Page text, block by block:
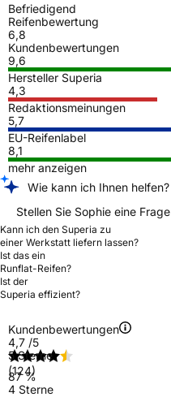
Befriedigend
Reifenbewertung
6,8
Kundenbewertungen
9,6
Hersteller Superia
4,3
Redaktionsmeinungen
5,7
EU-Reifenlabel
8,1
mehr anzeigen
Wie kann ich Ihnen helfen?
Stellen Sie Sophie eine Frage
Kann ich den Superia zu
einer Werkstatt liefern lassen?
Ist das ein
Runflat-Reifen?
Ist der
Superia effizient?
Kundenbewertungen
4,7 /5
(124)
5 Sterne
87 %
4 Sterne